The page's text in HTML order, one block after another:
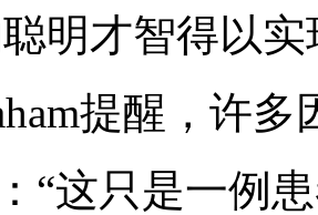
明才智得以实
提醒，许
“这只是一例